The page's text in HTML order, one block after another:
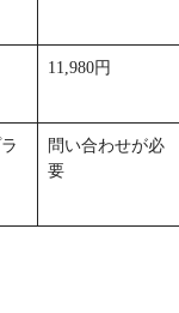
11,980円
問い合わせが必
要